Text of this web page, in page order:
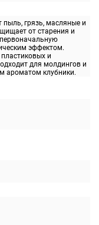
пыль, грязь, масляные и
от старения и
эффектом.
и
для молдингов и
ароматом клубники.